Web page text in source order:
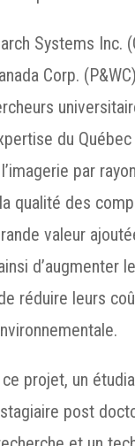
Systems Inc.
Corp.
du
par
qualité des
valeur
d’augmenter
réduire leurs
projet, un
post